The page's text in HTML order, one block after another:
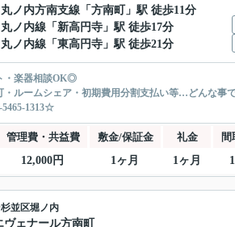
丸ノ内方南支線 「 方南町
」駅 徒歩11分
丸ノ内線 「 新高円寺 」駅 徒歩17分
丸ノ内線 「 東高円寺 」駅 徒歩21分
・楽器相談OK◎
ルームシェア・初期費用分割支払い等…どんな事
1313☆
管理費・共益費 敷金/保証金 礼金 間
12,000円 1ヶ月 1ヶ月
杉並区堀ノ内
ヴェナール方南町